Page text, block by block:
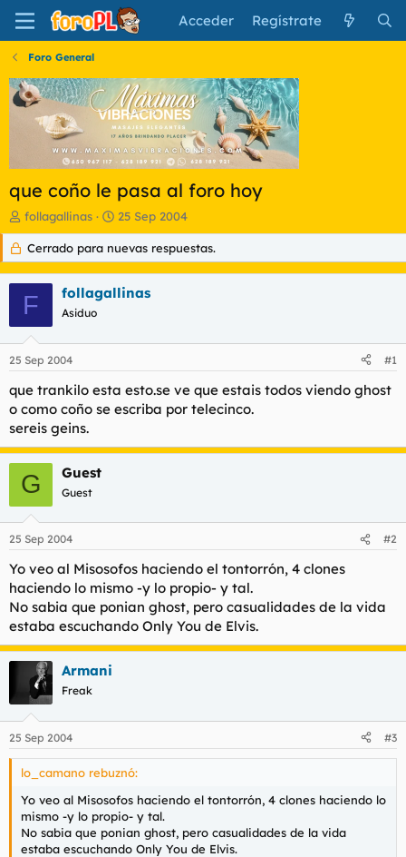
Acceder Regístrate
Foro General
que coño le pasa al foro hoy
I
n
c
i
a
d
o
r
d
l
t
e
m
a
follagallinas
F
e
c
h
d
n
i
o
25 Sep 2004
Cerrado para nuevas respuestas.
F follagallinas
Asiduo
25 Sep 2004 #1
que trankilo esta esto.se ve que estais todos viendo ghost
o como coño se escriba por telecinco.
sereis geins.
G Guest
Guest
25 Sep 2004 #2
Yo veo al Misosofos haciendo el tontorrón, 4 clones
haciendo lo mismo -y lo propio- y tal.
No sabia que ponian ghost, pero casualidades de la vida
estaba escuchando Only You de Elvis.
Armani
Freak
25 Sep 2004 #3
lo_camano rebuznó:
Yo veo al Misosofos haciendo el tontorrón, 4 clones haciendo lo
mismo -y lo propio- y tal.
No sabia que ponian ghost, pero casualidades de la vida
estaba escuchando Only You de Elvis.